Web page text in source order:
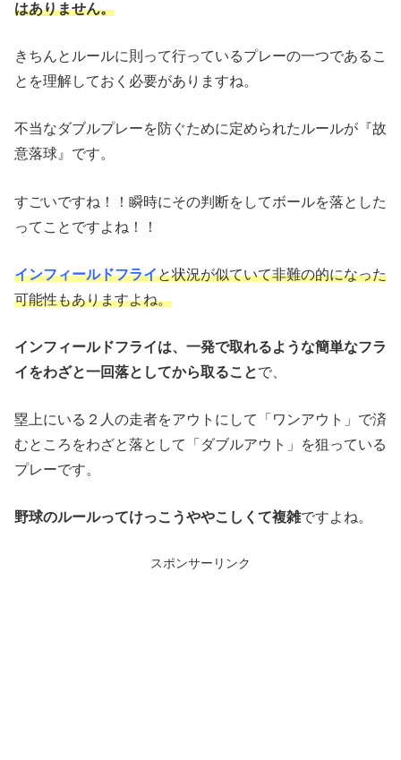
はありません。
きちんとルールに則って行っているプレーの一つであるこ
とを理解しておく必要がありますね。
不当なダブルプレーを防ぐために定められたルールが『故
意落球』です。
すごいですね！！瞬時にその判断をしてボールを落とした
ってことですよね！！
インフィールドフライと状況が似ていて非難の的になった
可能性もありますよね。
インフィールドフライは、一発で取れるような簡単なフラ
イをわざと一回落としてから取ることで、
塁上にいる２人の走者をアウトにして「ワンアウト」で済
むところをわざと落として「ダブルアウト」を狙っている
プレーです。
野球のルールってけっこうややこしくて複雑ですよね。
スポンサーリンク